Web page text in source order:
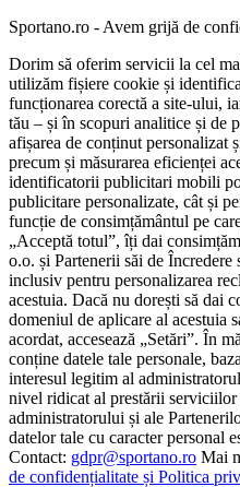
Sportano.ro - Avem grijă de
Dorim să oferim servicii la cel
utilizăm fișiere cookie și
funcționarea corectă a site-ului,
tău – și în scopuri analitice și de
afișarea de conținut personalizat
precum și măsurarea eficienței
identificatorii publicitari mobili
publicitare personalizate, cât și
funcție de consimțământul pe
„Acceptă totul”, îți dai
o.o. și Partenerii săi de Încredere
inclusiv pentru personalizarea
acestuia. Dacă nu dorești să dai
domeniul de aplicare al acestuia
acordat, accesează „Setări”. În
conține datele tale personale,
interesul legitim al
nivel ridicat al prestării
administratorului și ale
datelor tale cu caracter personal
Contact: gdpr@sportano.ro Mai
de confidențialitate și Politica